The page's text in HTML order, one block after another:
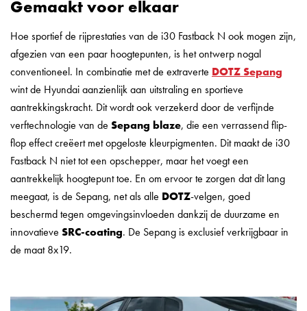
Gemaakt voor elkaar
Hoe sportief de rijprestaties van de i30 Fastback N ook mogen zijn,
afgezien van een paar hoogtepunten, is het ontwerp nogal
conventioneel. In combinatie met de extraverte DOTZ Sepang
wint de Hyundai aanzienlijk aan uitstraling en sportieve
aantrekkingskracht. Dit wordt ook verzekerd door de verfijnde
verftechnologie van de Sepang blaze, die een verrassend flip-
flop effect creëert met opgeloste kleurpigmenten. Dit maakt de i30
Fastback N niet tot een opschepper, maar het voegt een
aantrekkelijk hoogtepunt toe. En om ervoor te zorgen dat dit lang
meegaat, is de Sepang, net als alle DOTZ-velgen, goed
beschermd tegen omgevingsinvloeden dankzij de duurzame en
innovatieve SRC-coating. De Sepang is exclusief verkrijgbaar in
de maat 8x19.